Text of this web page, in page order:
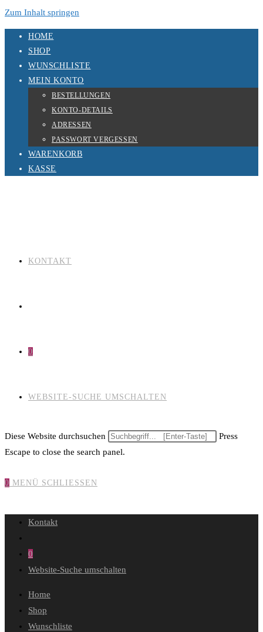
Zum Inhalt springen
HOME
SHOP
WUNSCHLISTE
MEIN KONTO
BESTELLUNGEN
KONTO-DETAILS
ADRESSEN
PASSWORT VERGESSEN
WARENKORB
KASSE
KONTAKT
0
WEBSITE-SUCHE UMSCHALTEN
Diese Website durchsuchen
Press
Escape to close the search panel.
0 MENÜ SCHLIESSEN
Kontakt
0
Website-Suche umschalten
Home
Shop
Wunschliste